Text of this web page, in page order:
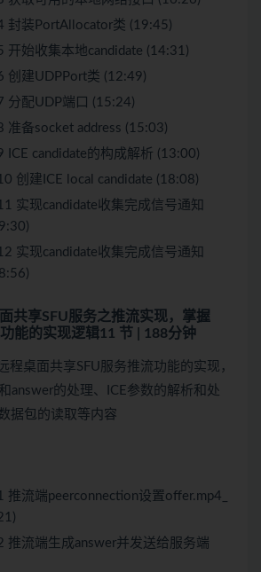
封装PortAllocator类 (19:45)
开始收集本地candidate (14:31)
创建UDPPort类 (12:49)
分配UDP端口 (15:24)
准备socket address (15:03)
ICE candidate的构成解析 (13:00)
创建ICE local candidate (18:08)
实现candidate收集完成信号通知
实现candidate收集完成信号通知
共享SFU服务之推流实现，掌握
能的实现逻辑11 节 | 188分钟
程桌面共享SFU服务推流功能的实现，
answer的处理、ICE参数的解析和处
据包的读取等内容
推流端peerconnection设置offer.mp4_
推流端生成answer并发送给服务端